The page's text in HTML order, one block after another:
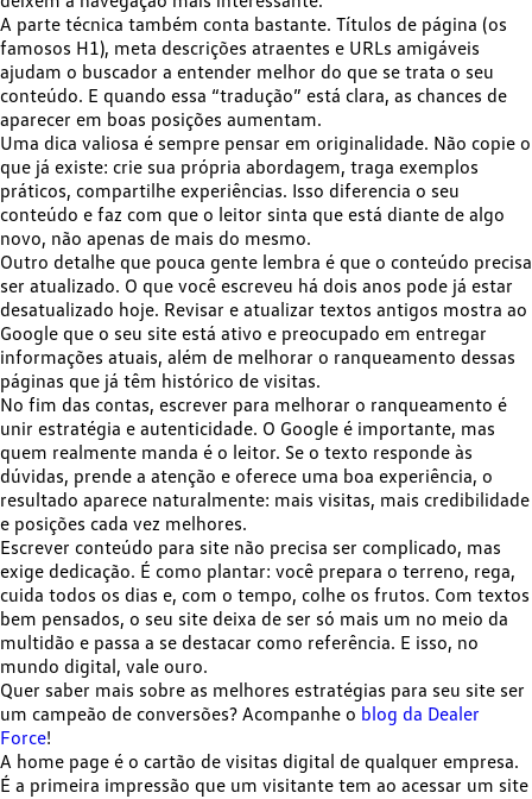
A parte técnica também conta bastante. Títulos de página (os
famosos H1), meta descrições atraentes e URLs amigáveis
ajudam o buscador a entender melhor do que se trata o seu
conteúdo. E quando essa “tradução” está clara, as chances de
aparecer em boas posições aumentam.
Uma dica valiosa é sempre pensar em originalidade. Não copie o
que já existe: crie sua própria abordagem, traga exemplos
práticos, compartilhe experiências. Isso diferencia o seu
conteúdo e faz com que o leitor sinta que está diante de algo
novo, não apenas de mais do mesmo.
Outro detalhe que pouca gente lembra é que o conteúdo precisa
ser atualizado. O que você escreveu há dois anos pode já estar
desatualizado hoje. Revisar e atualizar textos antigos mostra ao
Google que o seu site está ativo e preocupado em entregar
informações atuais, além de melhorar o ranqueamento dessas
páginas que já têm histórico de visitas.
No fim das contas, escrever para melhorar o ranqueamento é
unir estratégia e autenticidade. O Google é importante, mas
quem realmente manda é o leitor. Se o texto responde às
dúvidas, prende a atenção e oferece uma boa experiência, o
resultado aparece naturalmente: mais visitas, mais credibilidade
e posições cada vez melhores.
Escrever conteúdo para site não precisa ser complicado, mas
exige dedicação. É como plantar: você prepara o terreno, rega,
cuida todos os dias e, com o tempo, colhe os frutos. Com textos
bem pensados, o seu site deixa de ser só mais um no meio da
multidão e passa a se destacar como referência. E isso, no
mundo digital, vale ouro.
Quer saber mais sobre as melhores estratégias para seu site ser
um campeão de conversões? Acompanhe o blog da Dealer
Force!
A home page é o cartão de visitas digital de qualquer empresa.
É a primeira impressão que um visitante tem ao acessar um site